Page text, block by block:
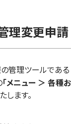
理変更申請
管理ツールである
「メニュー ＞ 各種
します。